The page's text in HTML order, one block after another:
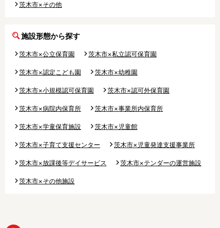
茨木市×その他
施設形態から探す
茨木市×公立保育園 茨木市×私立認可保育園
茨木市×認定こども園 茨木市×幼稚園
茨木市×小規模認可保育園 茨木市×認可外保育園
茨木市×病院内保育所 茨木市×事業所内保育所
茨木市×学童保育施設 茨木市×児童館
茨木市×子育て支援センター 茨木市×児童発達支援事業所
茨木市×放課後等デイサービス 茨木市×テンダーの運営施設
茨木市×その他施設
フリーワード検索